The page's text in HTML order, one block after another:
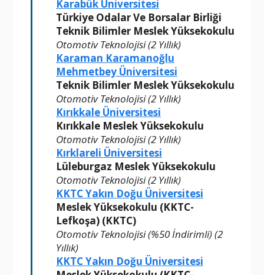
Karabük Üniversitesi
Türkiye Odalar Ve Borsalar Birliği
Teknik Bilimler Meslek Yüksekokulu
Otomotiv Teknolojisi (2 Yıllık)
Karaman Karamanoğlu
Mehmetbey Üniversitesi
Teknik Bilimler Meslek Yüksekokulu
Otomotiv Teknolojisi (2 Yıllık)
Kırıkkale Üniversitesi
Kırıkkale Meslek Yüksekokulu
Otomotiv Teknolojisi (2 Yıllık)
Kırklareli Üniversitesi
Lüleburgaz Meslek Yüksekokulu
Otomotiv Teknolojisi (2 Yıllık)
KKTC Yakın Doğu Üniversitesi
Meslek Yüksekokulu (KKTC-
Lefkoşa) (KKTC)
Otomotiv Teknolojisi (%50 İndirimli) (2
Yıllık)
KKTC Yakın Doğu Üniversitesi